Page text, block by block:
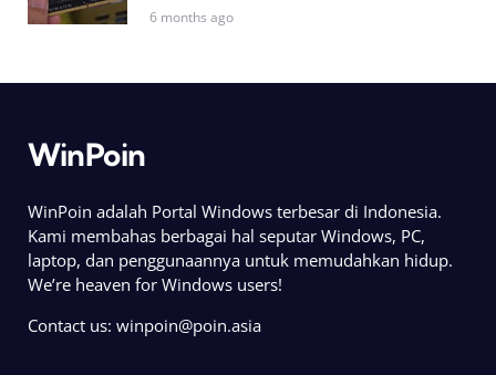
6 months ago
WinPoin
WinPoin adalah Portal Windows terbesar di Indonesia.
Kami membahas berbagai hal seputar Windows, PC,
laptop, dan penggunaannya untuk memudahkan hidup.
We’re heaven for Windows users!
Contact us: winpoin@poin.asia